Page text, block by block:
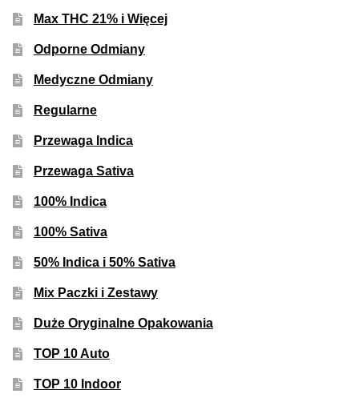
Blog
GRATIS
PROMOCJA 500 Plus
Harmonogram Outdoor
Odbiór Osobisty
Kontakt
Max THC 21% i Więcej
Odporne Odmiany
Medyczne Odmiany
Regularne
Przewaga Indica
Przewaga Sativa
100% Indica
100% Sativa
50% Indica i 50% Sativa
Mix Paczki i Zestawy
Duże Oryginalne Opakowania
TOP 10 Auto
TOP 10 Indoor